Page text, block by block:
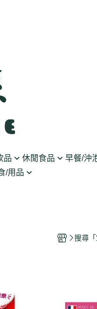
品 休閒食品 早餐/沖
/用品
搜尋